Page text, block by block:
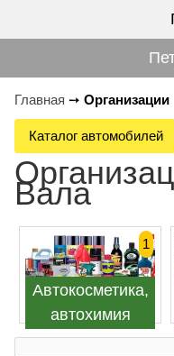
Главная ➙ Организации
Каталог автомобилей
Вала
Автокосметика,
автохимия
1